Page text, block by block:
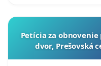
​Petícia za
dvor, Prešovská